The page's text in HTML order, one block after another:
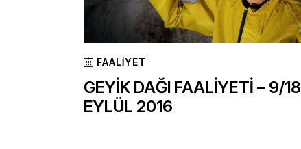
FAALIYET
GEYİK DAĞI FAALİYETİ – 9/18
EYLÜL 2016